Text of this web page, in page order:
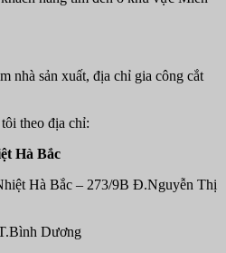
nhà sản xuất, địa chỉ gia công cắt
theo địa chỉ:
Hà Bắc
Hà Bắc – 273/9B Đ.Nguyễn Thị
Dương